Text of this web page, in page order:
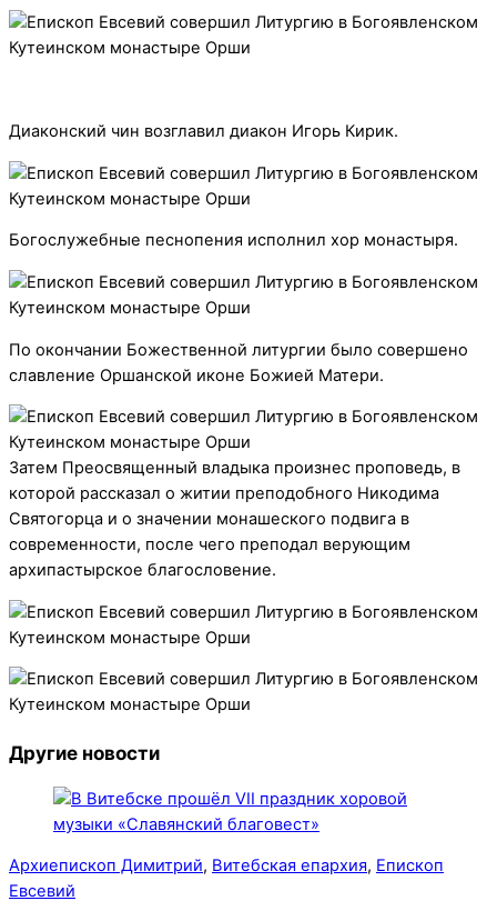
Диаконский чин возглавил диакон Игорь Кирик.
Богослужебные песнопения исполнил хор монастыря.
По окончании Божественной литургии было совершено
славление Оршанской иконе Божией Матери.
Затем Преосвященный владыка произнес проповедь, в
которой рассказал о житии преподобного Никодима
Святогорца и о значении монашеского подвига в
современности, после чего преподал верующим
архипастырское благословение.
Другие новости
Архиепископ Димитрий, Витебская епархия, Епископ
Евсевий